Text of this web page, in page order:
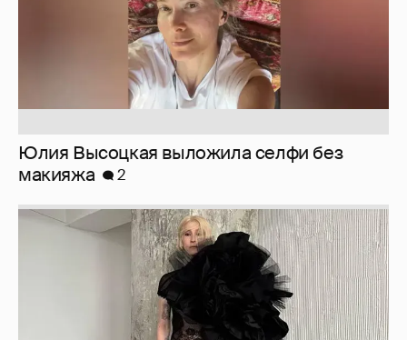
Юлия Высоцкая выложила селфи без
макияжа
2